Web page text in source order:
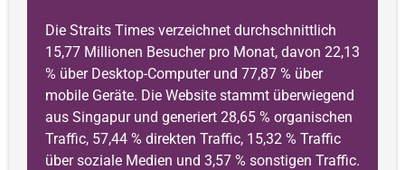
Die Straits Times verzeichnet durchschnittlich
15,77 Millionen Besucher pro Monat, davon 22,13
% über Desktop-Computer und 77,87 % über
mobile Geräte. Die Website stammt überwiegend
aus Singapur und generiert 28,65 % organischen
Traffic, 57,44 % direkten Traffic, 15,32 % Traffic
über soziale Medien und 3,57 % sonstigen Traffic.